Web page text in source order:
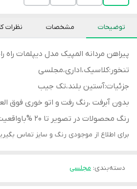
توضیحات مشخصات نظرات
پیراهن مردانه المپیک مدل دیپلمات
تنخور:کلاسیک،اداری،مجلسی
جزئیات:آستین بلند،تک جیب
بدون آبرفت ،رنگ رفت و اتو خوری فوق
رنگ محصولات در تصویر تا 20 %باواقعیت متفاوت خواهد بود.
برای اطلاع از موجودی رنگ و سایز تماس
دسته‌بندی: مجلسی